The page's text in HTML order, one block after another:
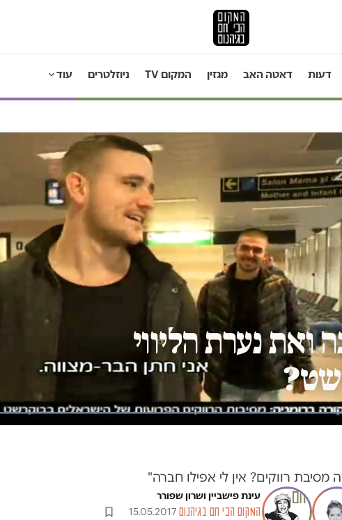
דעות דאטה האב מגזין המקום TV ניוזלטרים עוד
ואת נערת הליווי
מסיבת רווקים? אין לי אפילו חברה"
עינת פישביין ושרון שפורר·
המקום הכי חם בגיהנום·
15.05.2017
·